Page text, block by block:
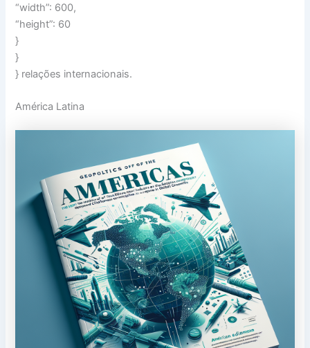
“width”: 600,
“height”: 60
}
}
} relações internacionais.
América Latina